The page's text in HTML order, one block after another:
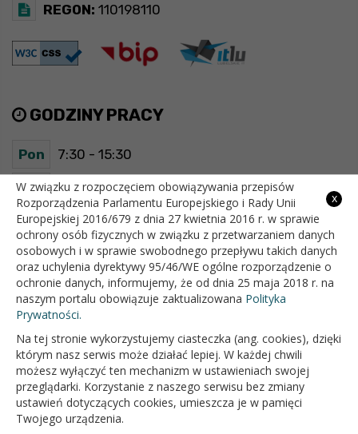
REGON: 110198110
GODZINY PRACY
Pon 7:30 - 15:30
Wt 7:30 - 15:30
Śr 7:30 - 15:30
Czw 7:30 - 15:30
Pt 7:30 - 15:30
OFICJALNY SERWIS INTERNETOWY GMINY BIAŁOPOLE
x
W związku z rozpoczęciem obowiązywania przepisów
Rozporządzenia Parlamentu Europejskiego i Rady Unii
Europejskiej 2016/679 z dnia 27 kwietnia 2016 r. w sprawie
ochrony osób fizycznych w związku z przetwarzaniem danych
osobowych i w sprawie swobodnego przepływu takich danych
oraz uchylenia dyrektywy 95/46/WE ogólne rozporządzenie o
ochronie danych, informujemy, że od dnia 25 maja 2018 r. na
naszym portalu obowiązuje zaktualizowana Polityka
Prywatności.
Na tej stronie wykorzystujemy ciasteczka (ang. cookies), dzięki
którym nasz serwis może działać lepiej. W każdej chwili
możesz wyłączyć ten mechanizm w ustawieniach swojej
przeglądarki. Korzystanie z naszego serwisu bez zmiany
ustawień dotyczących cookies, umieszcza je w pamięci
Twojego urządzenia.